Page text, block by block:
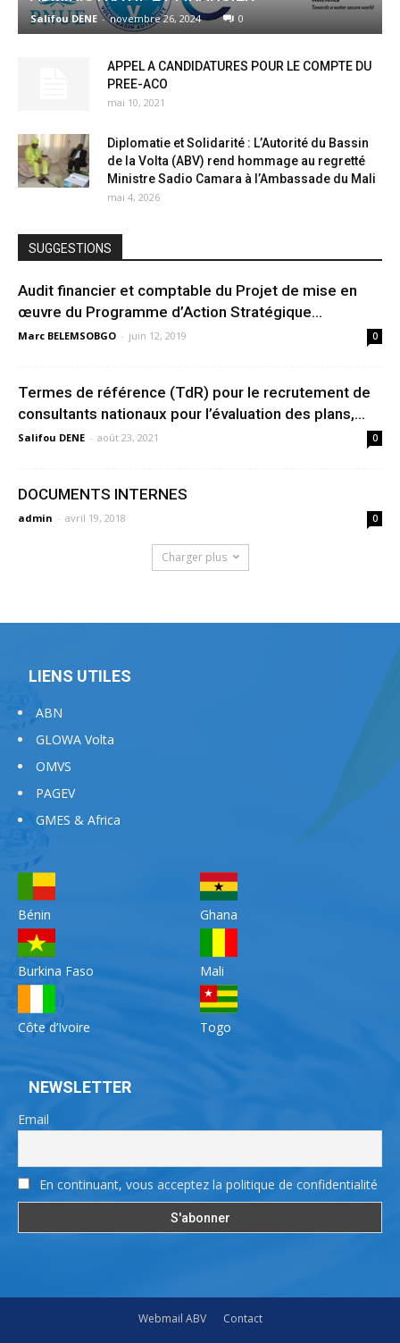
Salifou DENE - novembre 26, 2024 0
APPEL A CANDIDATURES POUR LE COMPTE DU
PREE-ACO
mai 10, 2021
Diplomatie et Solidarité : L’Autorité du Bassin
de la Volta (ABV) rend hommage au regretté
Ministre Sadio Camara à l’Ambassade du Mali
mai 4, 2026
SUGGESTIONS
Audit financier et comptable du Projet de mise en
œuvre du Programme d’Action Stratégique...
Marc BELEMSOBGO - juin 12, 2019 0
Termes de référence (TdR) pour le recrutement de
consultants nationaux pour l’évaluation des plans,...
Salifou DENE - août 23, 2021 0
DOCUMENTS INTERNES
admin - avril 19, 2018 0
Charger plus
LIENS UTILES
ABN
GLOWA Volta
OMVS
PAGEV
GMES & Africa
Bénin
Burkina Faso
Côte d’Ivoire
Ghana
Mali
Togo
NEWSLETTER
Email
En continuant, vous acceptez la politique de confidentialité
Webmail ABV Contact